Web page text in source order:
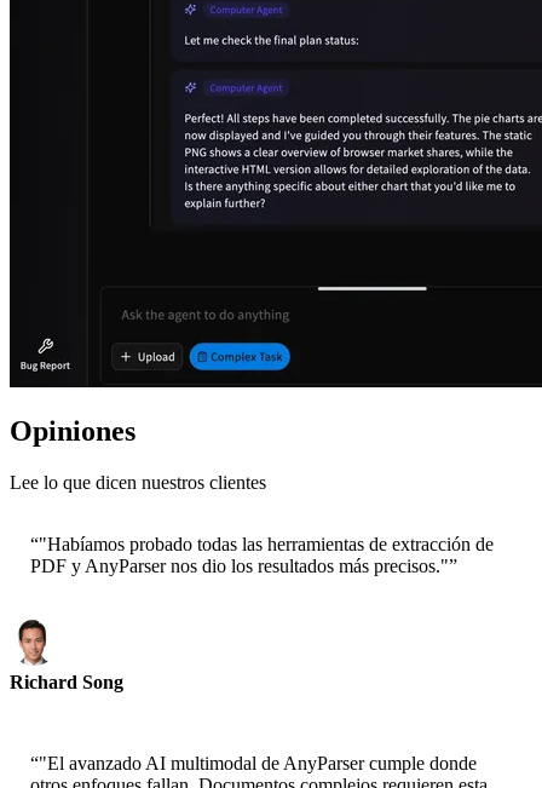
Opiniones
Lee lo que dicen nuestros clientes
“"Habíamos probado todas las herramientas de extracción de
PDF y AnyParser nos dio los resultados más precisos."”
Richard Song
“"El avanzado AI multimodal de AnyParser cumple donde